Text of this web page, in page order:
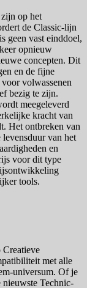
op het
de Classic-lijn
geen vast einddoel,
opnieuw
concepten. Dit
en de fijne
volwassenen
bezig te zijn.
meegeleverd
kracht van
Het ontbreken van
van het
en
voor dit type
tools.
Creatieve
met alle
universum. Of je
nieuwste Technic-